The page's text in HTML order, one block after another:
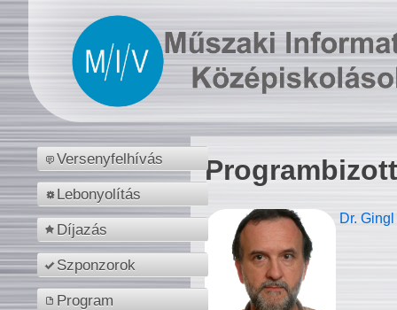
Versenyfelhívás
Lebonyolítás
Díjazás
Szponzorok
Program
Dr.